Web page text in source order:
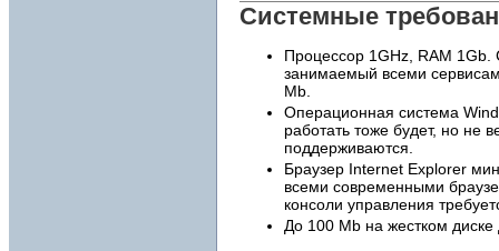
Системные
Процессор 1GHz, RAM
занимаемый всеми
Mb.
Операционная система
работать тоже будет, но не
поддерживаются.
Браузер Internet Explorer
всеми современными
консоли управления
До 100 Mb на жестком диске